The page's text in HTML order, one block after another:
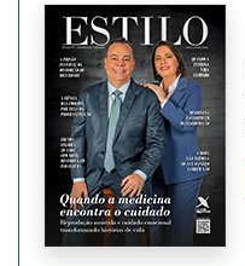
REVISTA DIGITAL